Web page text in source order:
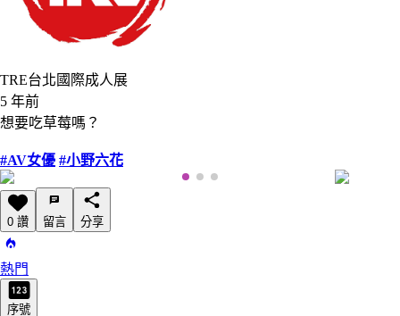
TRE台北國際成人展
5 年前
想要吃草莓嗎？
#AV女優 #小野六花
0 讚 留言 分享
熱門
序號